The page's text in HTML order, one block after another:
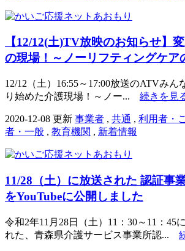
【12/12(土)TV放映のお知らせ】
の現場！～ノーリフティングケア
12/12（土）16:55～17:00放送のATVみん
り始めた介護現場！～ノー... 続きを見
2020-12-08 更新 事業者 , 共通 , 利用者・
者・一般 , 教育機関 , 新着情報
11/28（土）に放送された 認証事
をYouTubeに公開しました
令和2年11月28日（土）11：30～11：45
れた、青森県介護サービス事業所認...